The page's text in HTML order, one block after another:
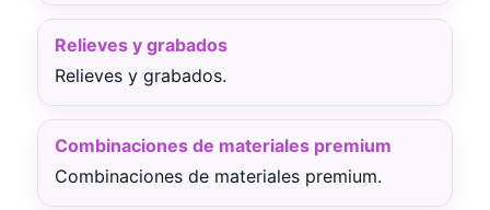
Relieves y grabados
Relieves y grabados.
Combinaciones de materiales premium
Combinaciones de materiales premium.